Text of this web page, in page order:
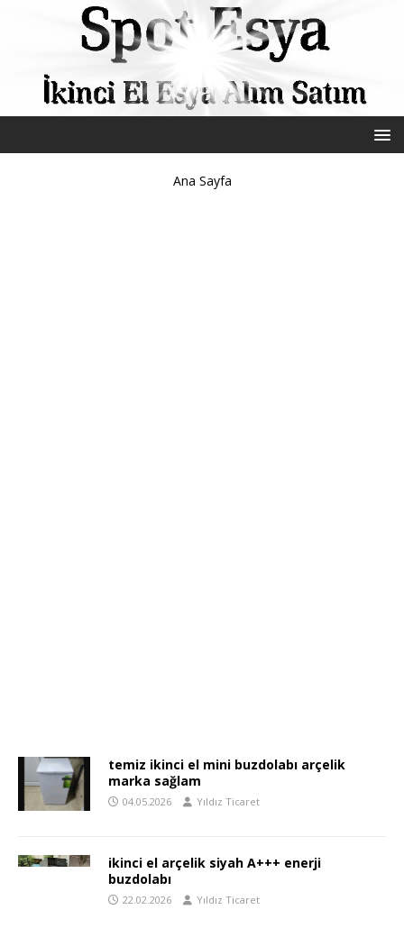
Ana Sayfa
temiz ikinci el mini buzdolabı arçelik
marka sağlam
04.05.2026 Yıldız Ticaret
ikinci el arçelik siyah A+++ enerji
buzdolabı
22.02.2026 Yıldız Ticaret